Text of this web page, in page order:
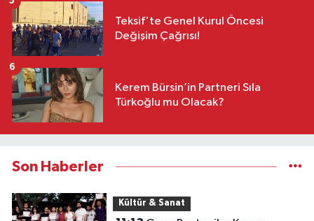
Teksif'te Genel Kurul Öncesi
Değişim Çağrısı!
Kerem Bürsin’in Partneri Sıla
Türkoğlu mu Olacak?
6
Son Haberler
Kültür & Sanat